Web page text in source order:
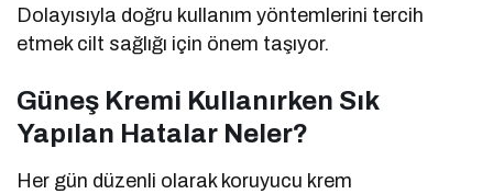
Dolayısıyla doğru kullanım yöntemlerini tercih
etmek cilt sağlığı için önem taşıyor.
Güneş Kremi Kullanırken Sık
Yapılan Hatalar Neler?
Her gün düzenli olarak koruyucu krem